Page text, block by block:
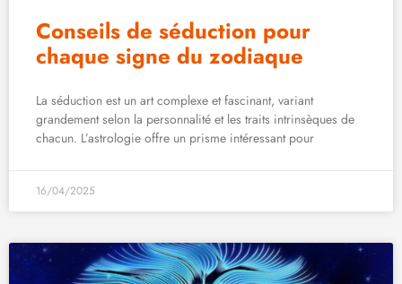
Conseils de séduction pour
chaque signe du zodiaque
La séduction est un art complexe et fascinant, variant
grandement selon la personnalité et les traits intrinsèques de
chacun. L’astrologie offre un prisme intéressant pour
16/04/2025